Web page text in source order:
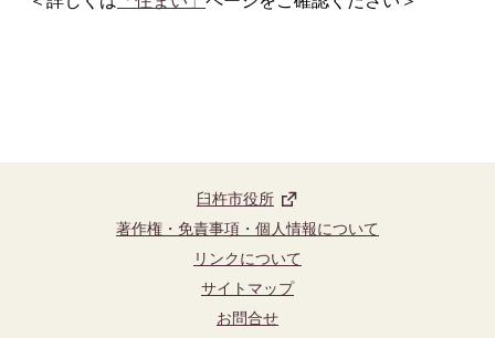
臼杵市役所
著作権・免責事項・個人情報について
リンクについて
サイトマップ
お問合せ